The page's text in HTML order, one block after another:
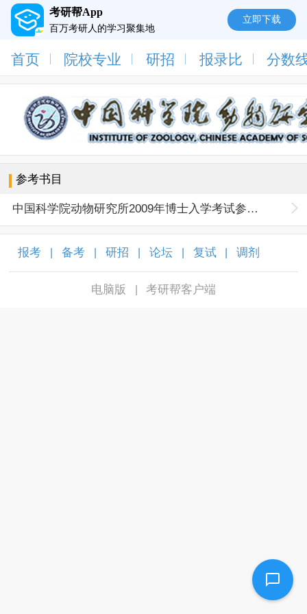
考研帮App
百万考研人的学习聚集地
立即下载
首页 院校专业 研招 报录比 分数
参考书目
中国科学院动物研究所2009年博士入学考试参考书目
报考 备考 研招 论坛 复试 调剂
电脑版 考研帮客户端